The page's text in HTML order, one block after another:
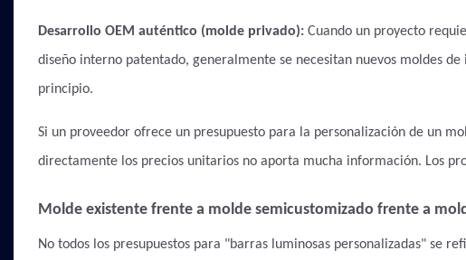
Desarrollo OEM auténtico (molde privado):Cuando un proyecto
diseño interno patentado, generalmente se necesitan nuevos moldes
principio.
Si un proveedor ofrece un presupuesto para la personalización de un
directamente los precios unitarios no aporta mucha información. Los
Molde existente frente a molde semicustomizado frente a
No todos los presupuestos para "barras luminosas personalizadas" se